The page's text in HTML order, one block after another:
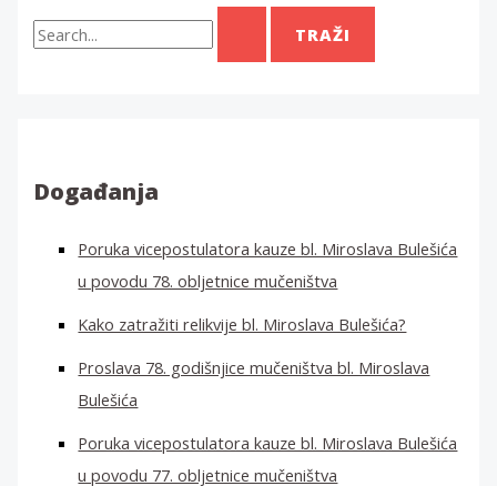
T
r
:Događanja
Poruka vicepostulatora kauze bl. Miroslava Bulešića
u povodu 78. obljetnice mučeništva
Kako zatražiti relikvije bl. Miroslava Bulešića?
Proslava 78. godišnjice mučeništva bl. Miroslava
Bulešića
Poruka vicepostulatora kauze bl. Miroslava Bulešića
u povodu 77. obljetnice mučeništva